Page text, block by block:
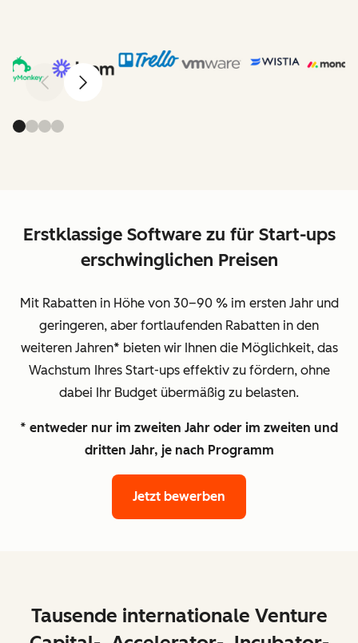
ZurückWeiter
Erstklassige Software zu für Start-ups
erschwinglichen Preisen
Mit Rabatten in Höhe von 30–90 % im ersten Jahr und
geringeren, aber fortlaufenden Rabatten in den
weiteren Jahren* bieten wir Ihnen die Möglichkeit, das
Wachstum Ihres Start-ups effektiv zu fördern, ohne
dabei Ihr Budget übermäßig zu belasten.
* entweder nur im zweiten Jahr oder im zweiten und
dritten Jahr, je nach Programm
Jetzt bewerben
Tausende internationale Venture